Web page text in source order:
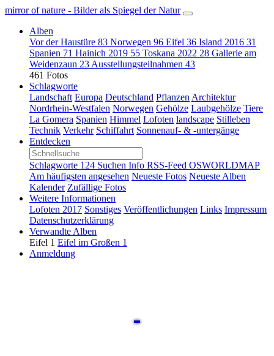
mirror of nature - Bilder als Spiegel der Natur
Alben
Vor der Haustüre 83 Norwegen 96 Eifel 36 Island 2016 31
Spanien 71 Hainich 2019 55 Toskana 2022 28 Gallerie am
Weidenzaun 23 Ausstellungsteilnahmen 43
461 Fotos
Schlagworte
Landschaft Europa Deutschland Pflanzen Architektur
Nordrhein-Westfalen Norwegen Gehölze Laubgehölze Tiere
La Gomera Spanien Himmel Lofoten landscape Stilleben
Technik Verkehr Schiffahrt Sonnenauf- & -untergänge
Entdecken
Schlagworte 124 Suchen Info RSS-Feed OSWORLDMAP
Am häufigsten angesehen Neueste Fotos Neueste Alben
Kalender Zufällige Fotos
Weitere Informationen
Lofoten 2017 Sonstiges Veröffentlichungen Links Impressum
Datenschutzerklärung
Verwandte Alben
Eifel 1 Eifel im Großen 1
Anmeldung